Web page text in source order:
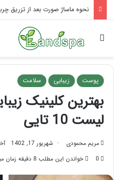
نحوه ماساژ صورت بعد از تزریق
جستجو برای
پوست زیبایی سلامت
بهترین کلینیک
لیست 10 تایی
مریم محمودی شهریور 17, 1402
0
خواندن این مطلب 8 دقیقه زمان میبرد